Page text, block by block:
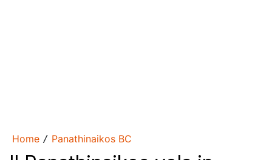
Home / Panathinaikos BC